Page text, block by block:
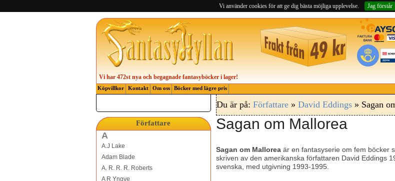
Vi använder cookies för att ge dig bästa möjliga upplevelse. Jag förstår
Vi har 472st nya och begagnade fantasyböcker i lager!
Köpvillkor Kontakt Om oss Böcker med lägre pris
Författare
A
A.J Lake
Adam Blade
A. R. R. R. Roberts
A R Yngve
Du är på: Författare» David Eddings» Sagan
Sagan om Mallorea
Sagan om Malloreaär en fantasyserie om fem böcker
skriven av den amerikanska författaren David Eddings
svenska, med utgivning 1993-1995.